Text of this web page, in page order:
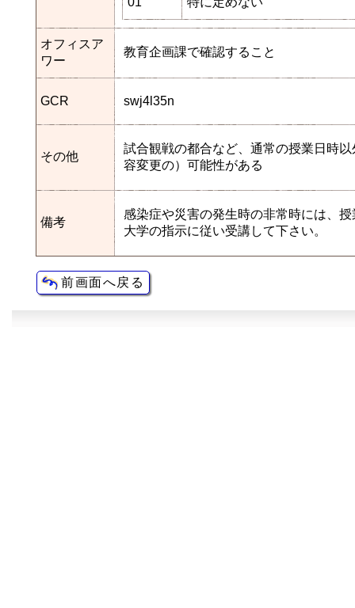
オフィスア
ワー
教育企画課で確認すること
GCR swj4l35n
その他
試合観戦の都合など、通常の授業日時
容変更の）可能性がある
備考
感染症や災害の発生時の非常時には、
大学の指示に従い受講して下さい。